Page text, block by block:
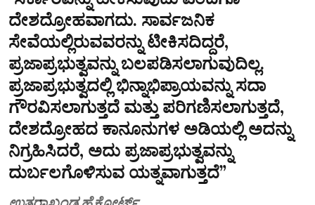
ದೇಶದ್ರೋಹವಾಗದು. ಸಾರ್ವಜನಿಕ
ಸೇವೆಯಲ್ಲಿರುವವರನ್ನು ಟೀಕಿಸದಿದ್ದರೆ,
ಪ್ರಜಾಪ್ರಭುತ್ವವನ್ನು ಬಲಪಡಿಸಲಾಗುವುದಿಲ್ಲ.
ಪ್ರಜಾಪ್ರಭುತ್ವದಲ್ಲಿ ಭಿನ್ನಾಭಿಪ್ರಾಯವನ್ನು ಸದಾ
ಗೌರವಿಸಲಾಗುತ್ತದೆ ಮತ್ತು ಪರಿಗಣಿಸಲಾಗುತ್ತದೆ,
ದೇಶದ್ರೋಹದ ಕಾನೂನುಗಳ ಅಡಿಯಲ್ಲಿ ಅದನ್ನು
ನಿಗ್ರಹಿಸಿದರೆ, ಅದು ಪ್ರಜಾಪ್ರಭುತ್ವವನ್ನು
ದುರ್ಬಲಗೊಳಿಸುವ ಯತ್ನವಾಗುತ್ತದೆ”